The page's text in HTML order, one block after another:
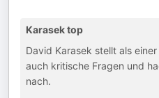
Karasek top
David Karasek stellt als
auch kritische Fragen und
nach.